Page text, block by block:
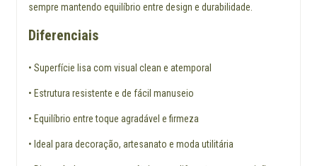
sempre mantendo equilíbrio entre design e durabilidade.
Diferenciais
• Superfície lisa com visual clean e atemporal
• Estrutura resistente e de fácil manuseio
• Equilíbrio entre toque agradável e firmeza
• Ideal para decoração, artesanato e moda utilitária